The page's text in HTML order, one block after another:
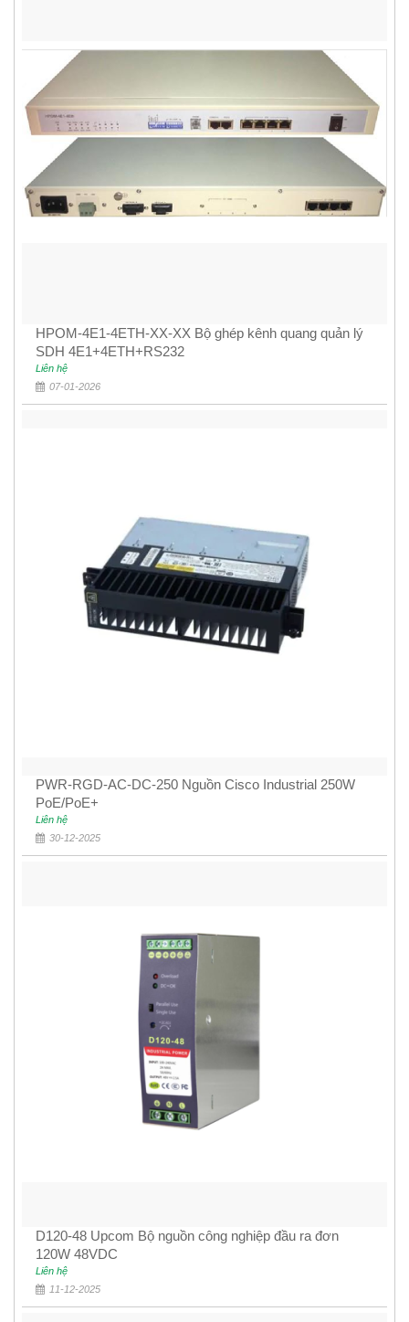
HPOM-4E1-4ETH-XX-XX Bộ ghép kênh quang quản lý
SDH 4E1+4ETH+RS232
Liên hệ
07-01-2026
PWR-RGD-AC-DC-250 Nguồn Cisco Industrial 250W
PoE/PoE+
Liên hệ
30-12-2025
D120-48 Upcom Bộ nguồn công nghiệp đầu ra đơn
120W 48VDC
Liên hệ
11-12-2025